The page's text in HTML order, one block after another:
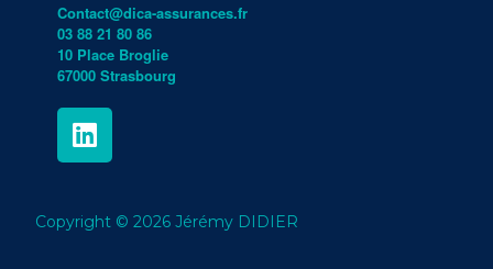
Contact@dica-assurances.fr
03 88 21 80 86
10 Place Broglie
67000 Strasbourg
Copyright © 2026 Jérémy DIDIER